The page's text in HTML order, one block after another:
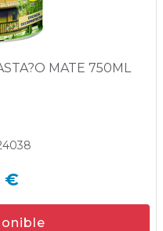
MATE 750ML
€